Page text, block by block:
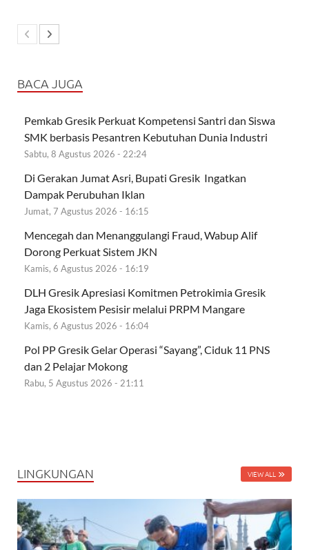
BACA JUGA
Pemkab Gresik Perkuat Kompetensi Santri dan Siswa
SMK berbasis Pesantren Kebutuhan Dunia Industri
Sabtu, 8 Agustus 2026 - 22:24
Di Gerakan Jumat Asri, Bupati Gresik Ingatkan
Dampak Perubuhan Iklan
Jumat, 7 Agustus 2026 - 16:15
Mencegah dan Menanggulangi Fraud, Wabup Alif
Dorong Perkuat Sistem JKN
Kamis, 6 Agustus 2026 - 16:19
DLH Gresik Apresiasi Komitmen Petrokimia Gresik
Jaga Ekosistem Pesisir melalui PRPM Mangare
Kamis, 6 Agustus 2026 - 16:04
Pol PP Gresik Gelar Operasi “Sayang”, Ciduk 11 PNS
dan 2 Pelajar Mokong
Rabu, 5 Agustus 2026 - 21:11
LINGKUNGAN VIEW ALL